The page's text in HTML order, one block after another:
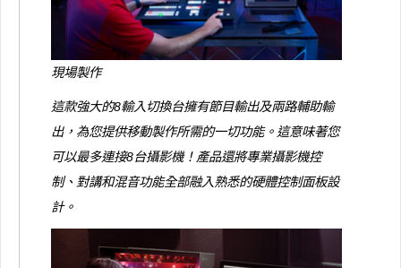
現場製作
這款強大的8輸入切換台擁有節目輸出及兩路輔助輸
出，為您提供移動製作所需的一切功能。這意味著您
可以最多連接8台攝影機！產品還將專業攝影機控
制、對講和混音功能全部融入熟悉的硬體控制面板設
計。